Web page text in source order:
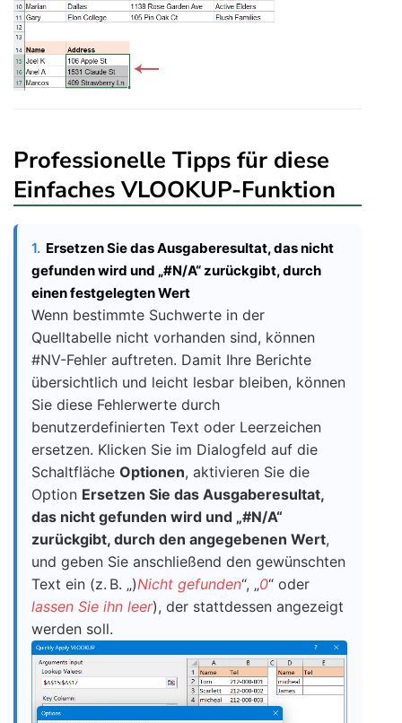
Professionelle Tipps für diese
Einfaches VLOOKUP-Funktion
1. Ersetzen Sie das Ausgaberesultat, das nicht
gefunden wird und „#N/A“ zurückgibt, durch
einen festgelegten Wert
Wenn bestimmte Suchwerte in der
Quelltabelle nicht vorhanden sind, können
#NV-Fehler auftreten. Damit Ihre Berichte
übersichtlich und leicht lesbar bleiben, können
Sie diese Fehlerwerte durch
benutzerdefinierten Text oder Leerzeichen
ersetzen. Klicken Sie im Dialogfeld auf die
Schaltfläche Optionen, aktivieren Sie die
Option Ersetzen Sie das Ausgaberesultat,
das nicht gefunden wird und „#N/A“
zurückgibt, durch den angegebenen Wert,
und geben Sie anschließend den gewünschten
Text ein (z. B. „)Nicht gefunden“, „0“ oder
lassen Sie ihn leer), der stattdessen angezeigt
werden soll.